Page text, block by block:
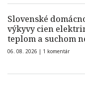
Slovenské
výkyvy cien
teplom a suchom
06. 08. 2026 | 1 komentár